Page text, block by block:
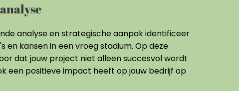
analyse en strategische aanpak identificeer
en kansen in een vroeg stadium. Op deze
dat jouw project niet alleen succesvol wordt
een positieve impact heeft op jouw bedrijf op